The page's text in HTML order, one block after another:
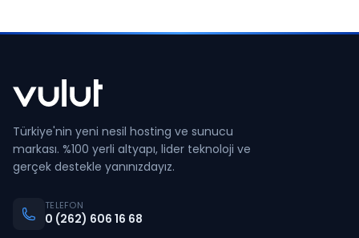
Türkiye'nin yeni nesil hosting ve sunucu
markası. %100 yerli altyapı, lider teknoloji ve
gerçek destekle yanınızdayız.
TELEFON
0 (262) 606 16 68